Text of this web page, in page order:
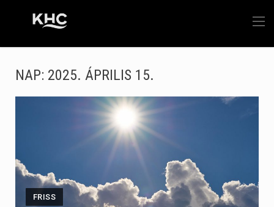
NAP: 2025. ÁPRILIS 15.
FRISS